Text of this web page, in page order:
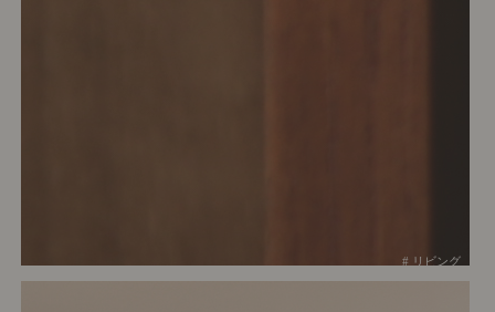
# リビング